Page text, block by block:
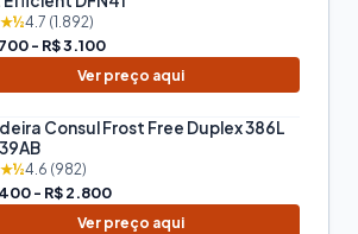
4.7 (1.892)
- R$ 3.100
Ver preço aqui
Consul Frost Free Duplex 386L
4.6 (982)
- R$ 2.800
Ver preço aqui